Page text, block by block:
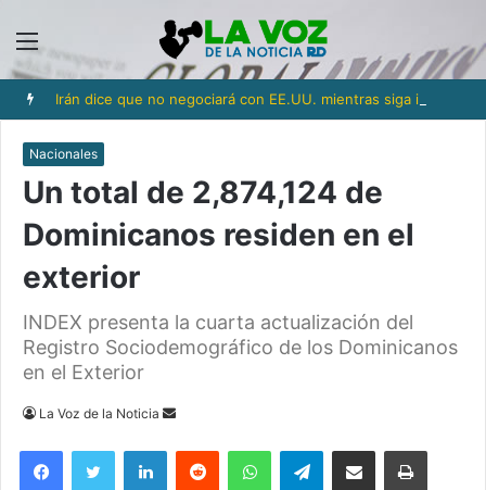
Menú
Nacionales
Un total de 2,874,124 de
Dominicanos residen en el
exterior
INDEX presenta la cuarta actualización del
Registro Sociodemográfico de los Dominicanos
en el Exterior
La Voz de la Noticia
Send
email
FacebookTwitter LinkedInReddit WhatsAppTelegramCompartir via Email Imprimi